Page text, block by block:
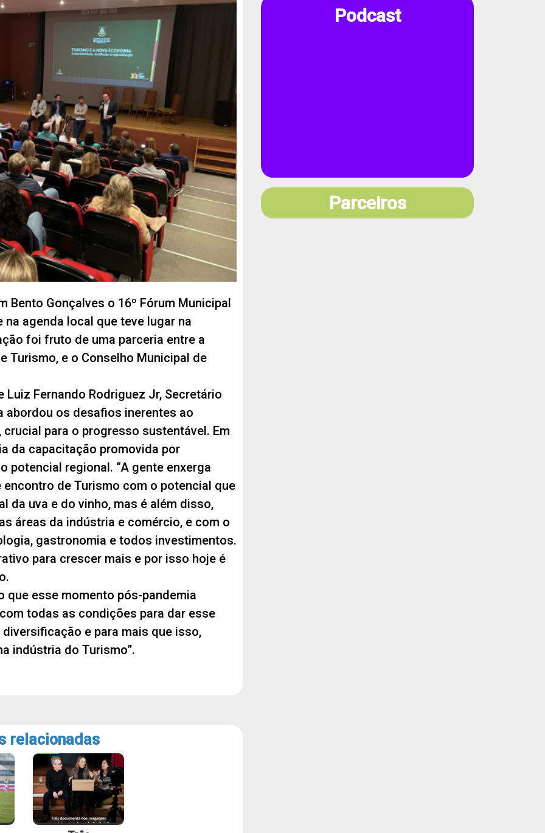
Bento Gonçalves o 16º Fórum Municipal
agenda local que teve lugar na
foi fruto de uma parceria entre a
Turismo, e o Conselho Municipal de
Fernando Rodriguez Jr, Secretário
abordou os desafios inerentes ao
para o progresso sustentável. Em
da capacitação promovida por
potencial regional. “A gente enxerga
de Turismo com o potencial que
da uva e do vinho, mas é além disso,
áreas da indústria e comércio, e com o
gastronomia e todos investimentos.
para crescer mais e por isso hoje é
que esse momento pós-pandemia
todas as condições para dar esse
e para mais que isso,
indústria do Turismo”.
relacionadas
Podcast
Parceiros